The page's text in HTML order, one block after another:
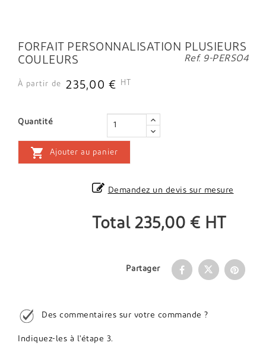
FORFAIT PERSONNALISATION PLUSIEURS
COULEURS
Ref. 9-PERSO4
À partir de 235,00 € HT
Quantité
 Ajouter au panier
Demandez un devis sur mesure
Total 235,00 € HT
Partager
Des commentaires sur votre commande ?
Indiquez-les à l'étape 3.